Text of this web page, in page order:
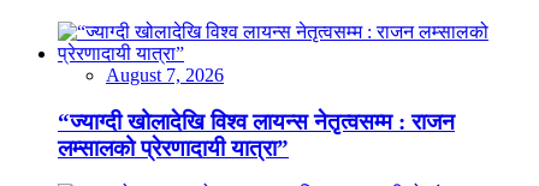
August 7, 2026
“ज्याग्दी खोलादेखि विश्व लायन्स नेतृत्वसम्म : राजन
लम्सालको प्रेरणादायी यात्रा”